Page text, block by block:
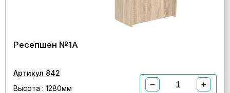
Ресепшен №1А
Артикул 842
Высота : 1280мм
− +